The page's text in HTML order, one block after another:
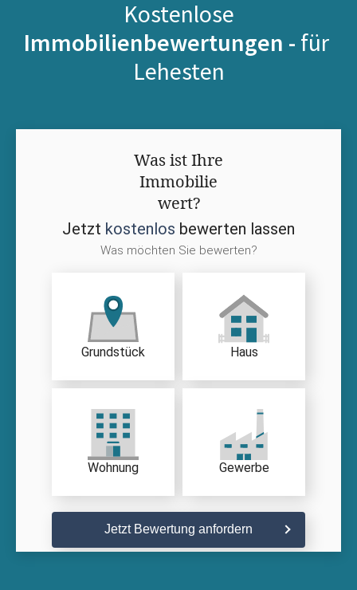
Kostenlose
Immobilienbewertungen - für
Lehesten
Was ist Ihre
Immobilie
wert?
Jetzt kostenlos bewerten lassen
Was möchten Sie bewerten?
Grundstück Haus
Wohnung Gewerbe
Jetzt Bewertung anfordern